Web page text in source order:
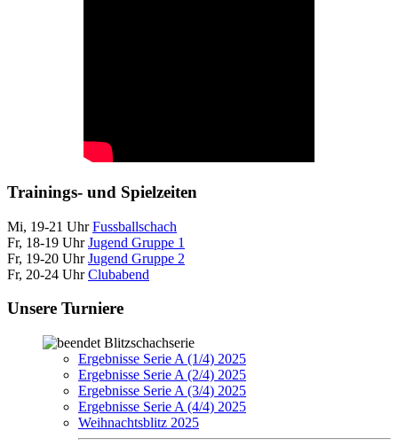
Trainings- und Spielzeiten
Mi, 19-21 UhrFussballschach
Fr, 18-19 UhrJugend Gruppe 1
Fr, 19-20 UhrJugend Gruppe 2
Fr, 20-24 UhrClubabend
Unsere Turniere
Blitzschachserie
Ergebnisse Serie A (1/4) 2025
Ergebnisse Serie A (2/4) 2025
Ergebnisse Serie A (3/4) 2025
Ergebnisse Serie A (4/4) 2025
Weihnachtsblitz 2025